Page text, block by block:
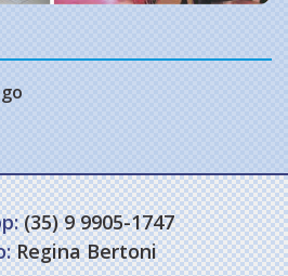
(35) 9 9905-1747
Regina Bertoni